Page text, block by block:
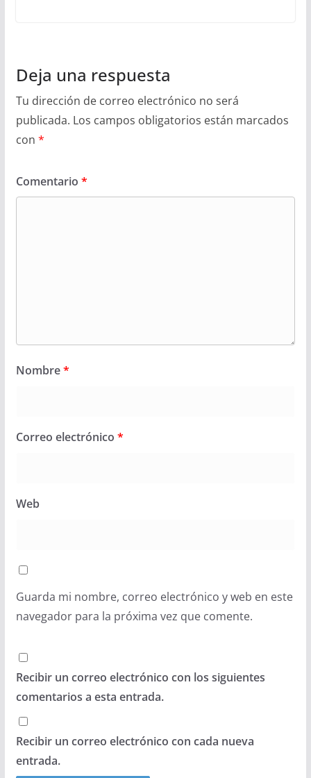
Deja una respuesta
Tu dirección de correo electrónico no será
publicada. Los campos obligatorios están marcados
con *
Comentario *
Nombre*
Correo electrónico *
Web
Guarda mi nombre, correo electrónico y web en este
navegador para la próxima vez que comente.
Recibir un correo electrónico con los siguientes
comentarios a esta entrada.
Recibir un correo electrónico con cada nueva
entrada.